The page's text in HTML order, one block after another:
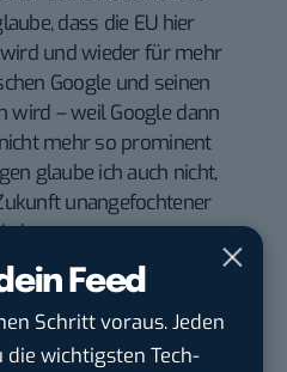
Feed
Schritt voraus. Jeden
wichtigsten Tech-
dass die EU hier
und wieder für mehr
Google und seinen
wird – weil Google dann
mehr so prominent
glaube ich auch nicht,
unangefochtener
dass der deutsche